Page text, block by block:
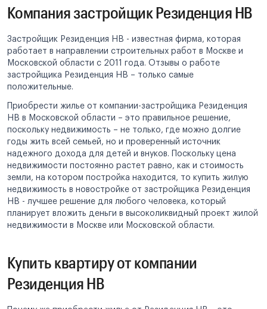
Компания застройщик Резиденция НВ
Застройщик Резиденция НВ - известная фирма, которая
работает в направлении строительных работ в Москве и
Московской области с 2011 года. Отзывы о работе
застройщика Резиденция НВ – только самые
положительные.
Приобрести жилье от компании-застройщика Резиденция
НВ в Московской области – это правильное решение,
поскольку недвижимость – не только, где можно долгие
годы жить всей семьей, но и проверенный источник
надежного дохода для детей и внуков. Поскольку цена
недвижимости постоянно растет равно, как и стоимость
земли, на котором постройка находится, то купить жилую
недвижимость в новостройке от застройщика Резиденция
НВ - лучшее решение для любого человека, который
планирует вложить деньги в высоколиквидный проект жилой
недвижимости в Москве или Московской области.
Купить квартиру от компании
Резиденция НВ